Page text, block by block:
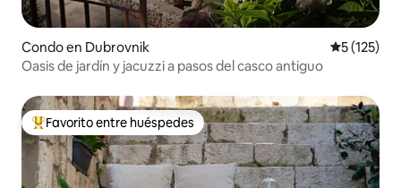
Condo en Dubrovnik
5 (125)
Oasis de jardín y jacuzzi a pasos del casco antiguo
Favorito entre huéspedes preferido
Favorito entre huéspedes